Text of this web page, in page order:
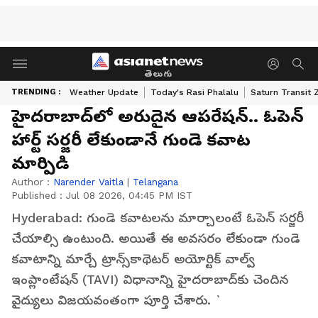
తెలుగు
TRENDING : Weather Update Today's Rasi Phalalu Saturn Transit
హైద‌రాబాద్‌లో అరుదైన ఆపరేషన్.. ఓపెన్
హార్ట్ స‌ర్జ‌రీ లేకుండానే గుండె క‌వాట
మార్పిడి
Author : Narender Vaitla | Telangana
Published : Jul 08 2026, 04:45 PM IST
Hyderabad: గుండె క‌వాట‌ల‌ను మార్చాలంటే ఓపెన్ స‌ర్జ‌రీ
చేయాల్సి ఉంటుంది. అయితే ఈ అవ‌స‌రం లేకుండా గుండె
కవాటాన్ని మార్చే ట్రాన్స్‌కాథెటర్ అయోర్టిక్ వాల్వ్
ఇంప్లాంటేషన్ (TAVI) విధానాన్ని హైద‌రాబాద్‌కు చెందిన
వైద్యులు విజ‌య‌వంతంగా పూర్తి చేశారు. `